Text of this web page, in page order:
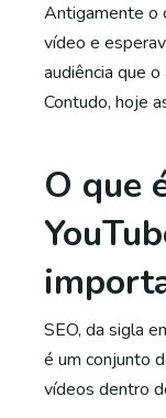
Antigamente o
vídeo e
audiência que
Contudo, hoje
O que
SEO, da sigla
é um conjunto
vídeos dentro